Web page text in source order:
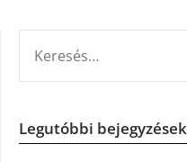
Legutóbbi bejegyzések